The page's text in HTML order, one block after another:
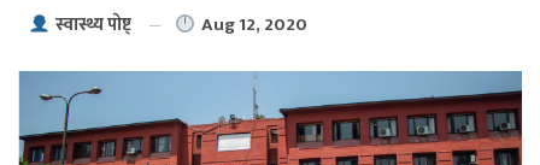
स्वास्थ्य पाेष्ट् Aug 12, 2020